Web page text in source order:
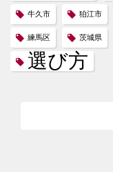
牛久市 狛江市
練馬区 茨城県
選び方